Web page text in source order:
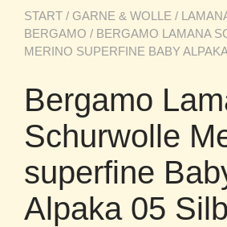
START / GARNE & WOLLE /
BERGAMO / BERGAMO LAMANA
MERINO SUPERFINE BABY
Bergamo
Schurwolle
superfine
Alpaka 05